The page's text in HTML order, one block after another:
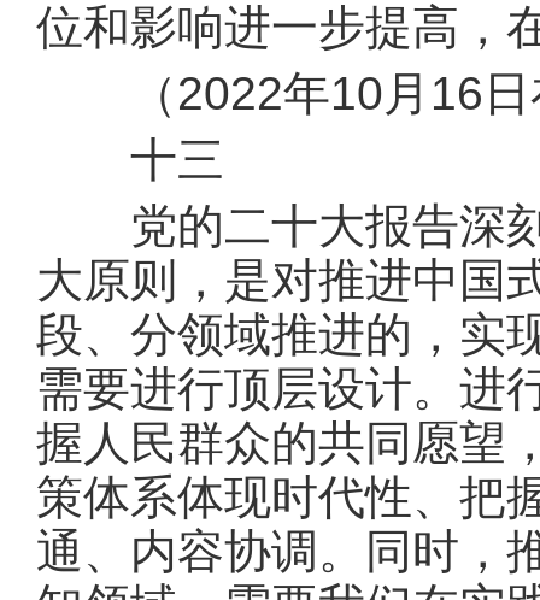
位和影响进一步提高，
（2022年10月16日
十三
党的二十大报告深刻
大原则，是对推进中国
段、分领域推进的，实
需要进行顶层设计。进
握人民群众的共同愿望
策体系体现时代性、把
通、内容协调。同时，